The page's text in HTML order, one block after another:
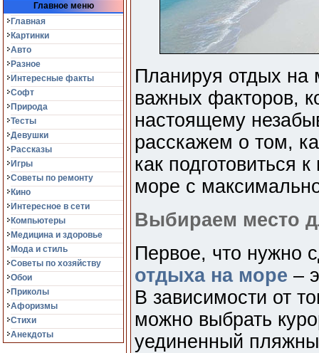
Главное меню
Главная
Картинки
Авто
Разное
Интересные факты
Софт
Природа
Тесты
Девушки
Рассказы
Игры
Советы по ремонту
Кино
Интересное в сети
Компьютеры
Медицина и здоровье
Мода и стиль
Советы по хозяйству
Обои
Приколы
Афоризмы
Стихи
Анекдоты
Планируя отдых на
важных факторов,
настоящему
расскажем о том,
как подготовиться
море с
Выбираем место
Первое, что нужно
отдыха на море –
В зависимости от
можно выбрать
уединенный